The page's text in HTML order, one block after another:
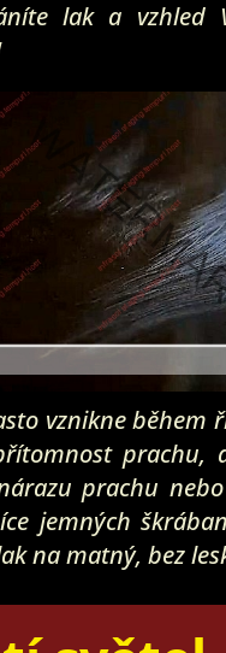
lak a vzhled
vznikne během
prachu,
prachu
jemných
na matný, bez